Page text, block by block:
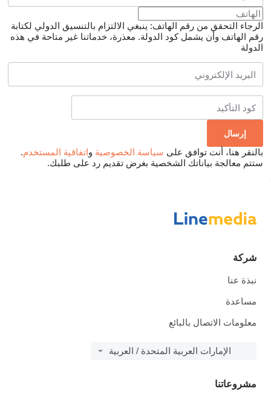
الرجاء التحقق من رقم الهاتف: ينبغي الالتزام بالتنسيق الدولي لكتابة
رقم الهاتف وأن يشمل كود الدولة. معذرة، خدماتنا غير متاحة في هذه
الدولة
بالنقر هنا، أنت توافق على سياسة الخصوصية واتفاقية المستخدم.
ستتم معالجة بياناتك الشخصية بغرض تقديم رد على طلبك.
شركة
نبذة عنا
مساعدة
معلومات الاتصال بالبائع
الإمارات العربية المتحدة / العربية
مشروعاتنا